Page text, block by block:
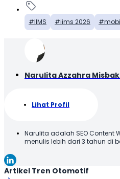
IIMS iims 2026
Narulita Azzahra
Lihat Profil
Narulita adalah SEO Content
menulis lebih dari 3 tahun di
kepada para pembaca.
tulis saya, semoga tulisan ini
Artikel Tren Otomotif